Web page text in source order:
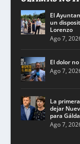
El
un
Lorenzo
Ago 7,
El dolor
Ago 7,
La
dejar
para
Ago 7,